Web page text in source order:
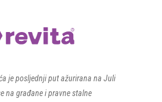
je posljednji put ažurirana na Juli
na građane i pravne stalne